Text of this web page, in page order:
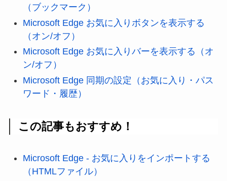
（ブックマーク）
Microsoft Edge お気に入りボタンを表示する
（オン/オフ）
Microsoft Edge お気に入りバーを表示する（オ
ン/オフ）
Microsoft Edge 同期の設定（お気に入り・パス
ワード・履歴）
この記事もおすすめ！
Microsoft Edge - お気に入りをインポートする
（HTMLファイル）